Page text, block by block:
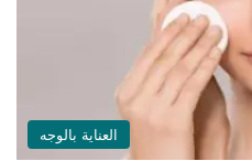
العناية بالوجه